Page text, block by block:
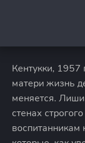
Кентукки, 1957
матери жизнь
меняется.
стенах